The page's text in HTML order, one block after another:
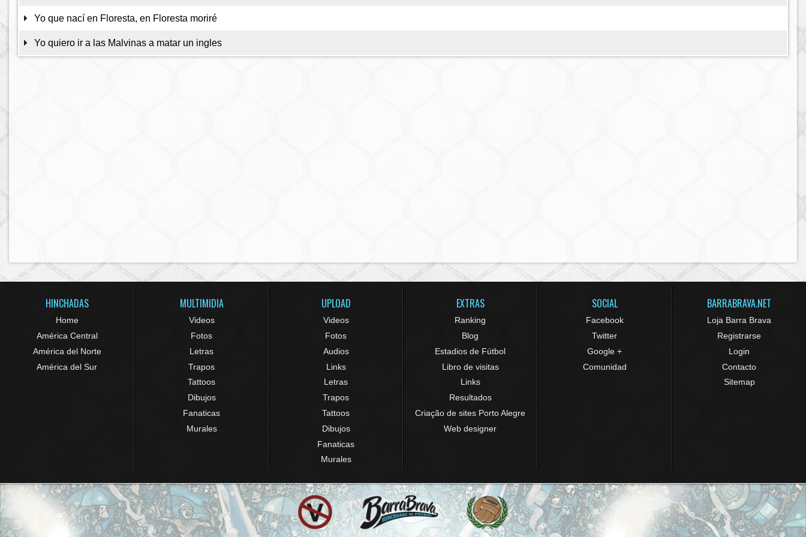
Yo que nací en Floresta, en Floresta moriré
Yo quiero ir a las Malvinas a matar un ingles
HINCHADAS
Home
América Central
América del Norte
América del Sur
MULTIMIDIA
Videos
Fotos
Letras
Trapos
Tattoos
Dibujos
Fanaticas
Murales
UPLOAD
Videos
Fotos
Audios
Links
Letras
Trapos
Tattoos
Dibujos
Fanaticas
Murales
EXTRAS
Ranking
Blog
Estadios de Fútbol
Libro de visitas
Links
Resultados
Criação de sites Porto Alegre
Web designer
SOCIAL
Facebook
Twitter
Google +
Comunidad
BARRABRAVA.NET
Loja Barra Brava
Registrarse
Login
Contacto
Sitemap